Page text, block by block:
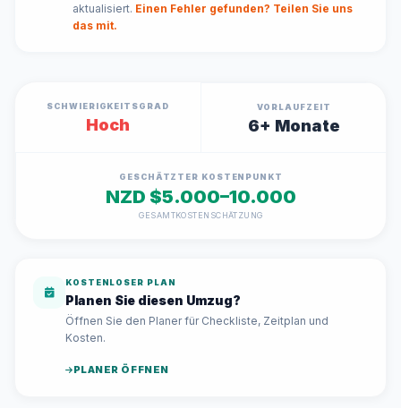
aktualisiert. Einen Fehler gefunden? Teilen Sie uns
das mit.
SCHWIERIGKEITSGRAD
Hoch
VORLAUFZEIT
6+ Monate
GESCHÄTZTER KOSTENPUNKT
NZD $5.000–10.000
GESAMTKOSTENSCHÄTZUNG
KOSTENLOSER PLAN
Planen Sie diesen Umzug?
Öffnen Sie den Planer für Checkliste, Zeitplan und
Kosten.
PLANER ÖFFNEN